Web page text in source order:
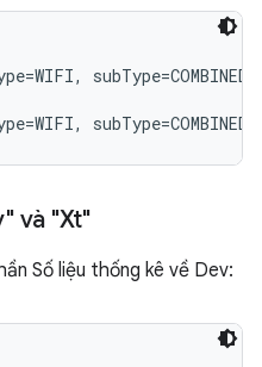
và "Xt"
Số liệu thống kê về Dev: